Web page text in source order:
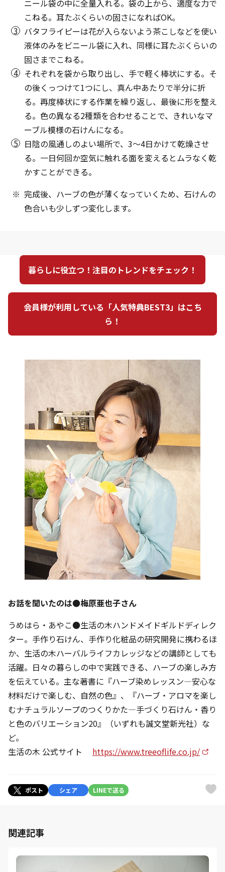
ニール袋の中に全量入れる。袋の上から、適度な力で
こねる。耳たぶくらいの固さになればOK。
バタフライピーは花が入らないよう茶こしなどを使い
液体のみをビニール袋に入れ、同様に耳たぶくらいの
固さまでこねる。
それぞれを袋から取り出し、手で軽く棒状にする。そ
の後くっつけて1つにし、真ん中あたりで半分に折
る。再度棒状にする作業を繰り返し、最後に形を整え
る。色の異なる2種類を合わせることで、きれいなマ
ーブル模様の石けんになる。
日陰の風通しのよい場所で、3～4日かけて乾燥させ
る。一日何回か空気に触れる面を変えるとムラなく乾
かすことができる。
完成後、ハーブの色が薄くなっていくため、石けんの
色合いも少しずつ変化します。
暮らしに役立つ！注目のトレンドをチェック！
会員様が利用している「人気特典BEST3」はこち
ら！
お話を聞いたのは●梅原亜也子さん
うめはら・あやこ●生活の木ハンドメイドギルドディレク
ター。手作り石けん、手作り化粧品の研究開発に携わるほ
か、生活の木ハーバルライフカレッジなどの講師としても
活躍。日々の暮らしの中で実践できる、ハーブの楽しみ方
を伝えている。主な著書に『ハーブ染めレッスン—安心な
材料だけで楽しむ、自然の色』、『ハーブ・アロマを楽し
むナチュラルソープのつくりかた—手づくり石けん・香り
と色のバリエーション20』（いずれも誠文堂新光社）な
ど。
生活の木 公式サイト https://www.treeoflife.co.jp/
ポスト シェア LINEで送る
関連記事